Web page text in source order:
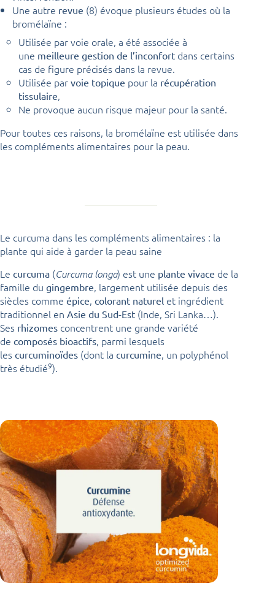
Une autre revue (8) évoque plusieurs études où la
bromélaïne :
Utilisée par voie orale, a été associée à
une meilleure gestion de l’inconfort dans certains
cas de figure précisés dans la revue.
Utilisée par voie topique pour la récupération
tissulaire,
Ne provoque aucun risque majeur pour la santé.
Pour toutes ces raisons, la bromélaïne est utilisée dans
les compléments alimentaires pour la peau.
Le curcuma dans les compléments alimentaires : la
plante qui aide à garder la peau saine
Le curcuma (Curcuma longa) est une plante vivace de la
famille du gingembre, largement utilisée depuis des
siècles comme épice, colorant naturel et ingrédient
traditionnel en Asie du Sud-Est (Inde, Sri Lanka…).
Ses rhizomes concentrent une grande variété
de composés bioactifs, parmi lesquels
les curcuminoïdes (dont la curcumine, un polyphénol
très étudié9).